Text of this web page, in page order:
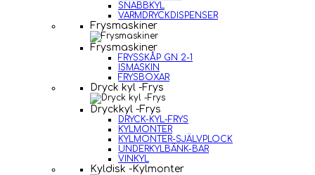
SNABBKYL
VARMDRYCKDISPENSER
Frysmaskiner
Frysmaskiner
FRYSSKÅP GN 2-1
ISMASKIN
FRYSBOXAR
Dryck kyl -Frys
Dryckkyl -Frys
DRYCK-KYL-FRYS
KYLMONTER
KYLMONTER-SJÄLVPLOCK
UNDERKYLBÄNK-BAR
VINKYL
Kyldisk -Kylmonter